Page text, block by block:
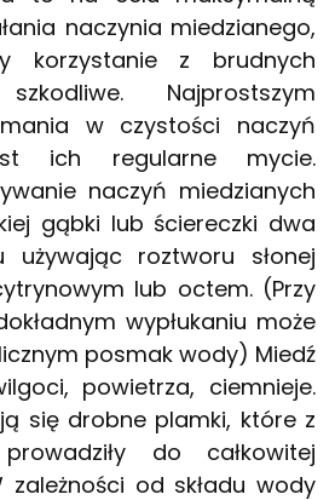
naczynia miedzianego,
korzystanie z brudnych
Najprostszym
w czystości naczyń
ich regularne mycie.
naczyń miedzianych
gąbki lub ściereczki dwa
roztworu słonej
lub octem. (Przy
wypłukaniu może
posmak wody) Miedź
powietrza, ciemnieje.
się drobne plamki, które z
do całkowitej
zależności od składu wody